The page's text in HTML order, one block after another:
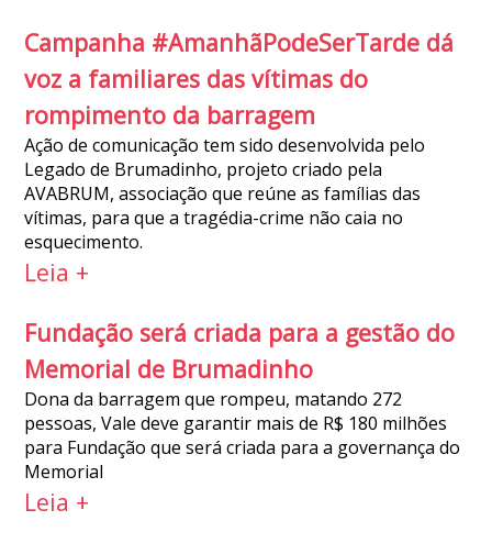
Campanha #AmanhãPodeSerTarde dá
voz a familiares das vítimas do
rompimento da barragem
Ação de comunicação tem sido desenvolvida pelo
Legado de Brumadinho, projeto criado pela
AVABRUM, associação que reúne as famílias das
vítimas, para que a tragédia-crime não caia no
esquecimento.
Leia +
Fundação será criada para a gestão do
Memorial de Brumadinho
Dona da barragem que rompeu, matando 272
pessoas, Vale deve garantir mais de R$ 180 milhões
para Fundação que será criada para a governança do
Memorial
Leia +